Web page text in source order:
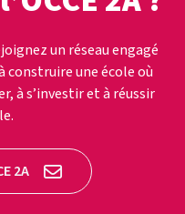
un réseau engagé
une école où
à s’investir et à réussir
2A